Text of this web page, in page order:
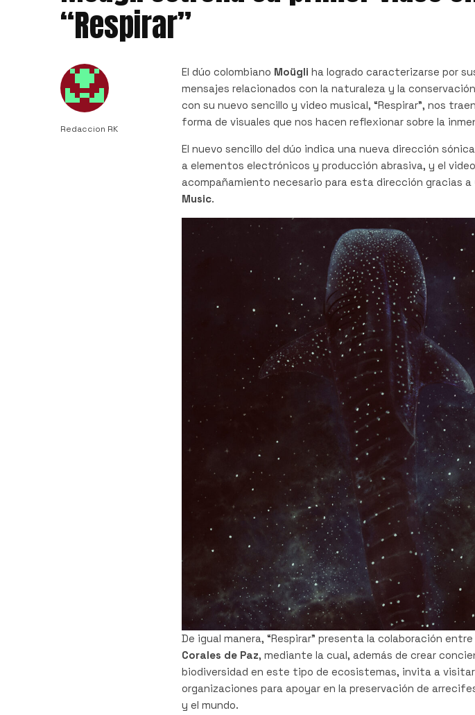
“Respirar”
Redaccion RK
El dúo colombiano Moügli ha logrado caracterizarse por
mensajes relacionados con la naturaleza y la
con su nuevo sencillo y video musical, “Respirar”, nos
forma de visuales que nos hacen reflexionar sobre la
El nuevo sencillo del dúo indica una nueva dirección
a elementos electrónicos y producción abrasiva, y el
acompañamiento necesario para esta dirección gracias a
Music.
De igual manera, “Respirar” presenta la colaboración entre
Corales de Paz, mediante la cual, además de crear
biodiversidad en este tipo de ecosistemas, invita a
organizaciones para apoyar en la preservación de
y el mundo.